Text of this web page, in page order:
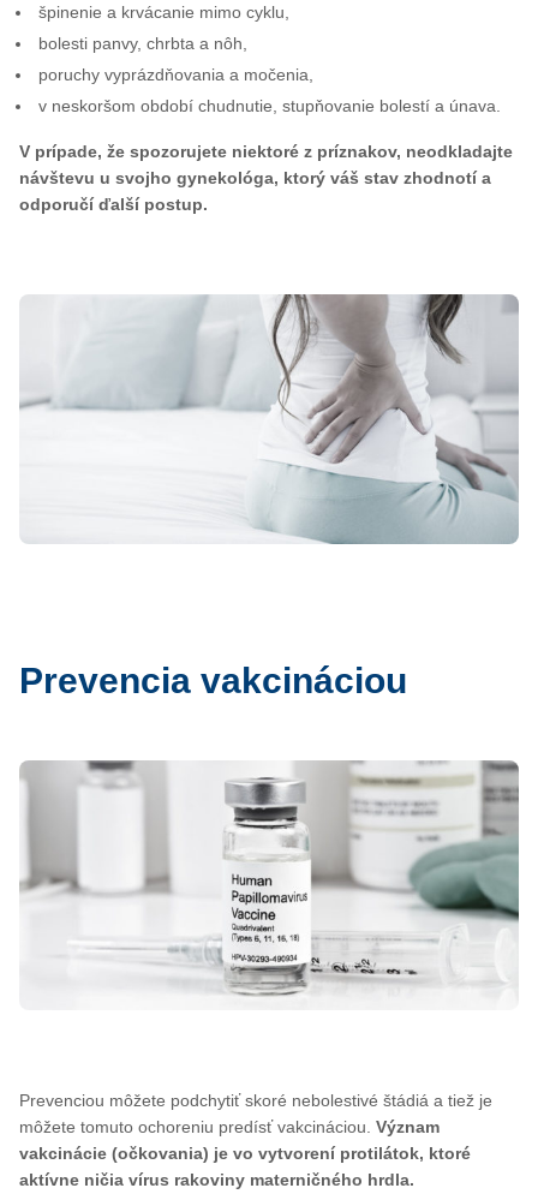
špinenie a krvácanie mimo cyklu,
bolesti panvy, chrbta a nôh,
poruchy vyprázdňovania a močenia,
v neskoršom období chudnutie, stupňovanie bolestí a únava.
V prípade, že spozorujete niektoré z príznakov, neodkladajte
návštevu u svojho gynekológa, ktorý váš stav zhodnotí a
odporučí ďalší postup.
Prevencia vakcináciou
Prevenciou môžete podchytiť skoré nebolestivé štádiá a tiež je
môžete tomuto ochoreniu predísť vakcináciou. Význam
vakcinácie (očkovania) je vo vytvorení protilátok, ktoré
aktívne ničia vírus rakoviny materničného hrdla.